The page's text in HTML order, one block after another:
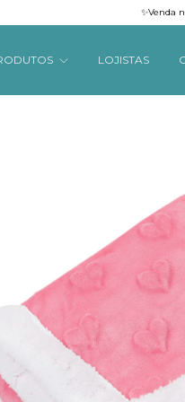
✨Venda
LOJISTAS